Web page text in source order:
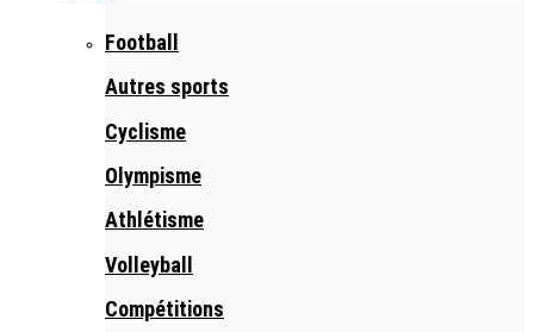
Football
Autres sports
Cyclisme
Olympisme
Athlétisme
Volleyball
Compétitions